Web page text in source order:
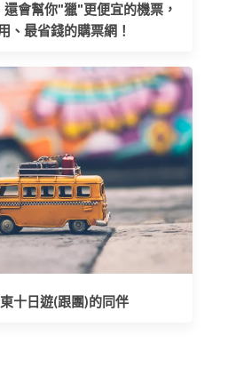
會幫你"獵"更便宜的機票，
、最省錢的購票網！
十日遊(跟團)的同伴